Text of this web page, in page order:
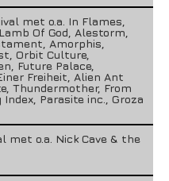
met o.a. In Flames,
Of God, Alestorm,
Amorphis,
Orbit Culture,
Future Palace,
Freiheit, Alien Ant
Thundermother, From
Parasite inc., Groza
met o.a. Nick Cave & the